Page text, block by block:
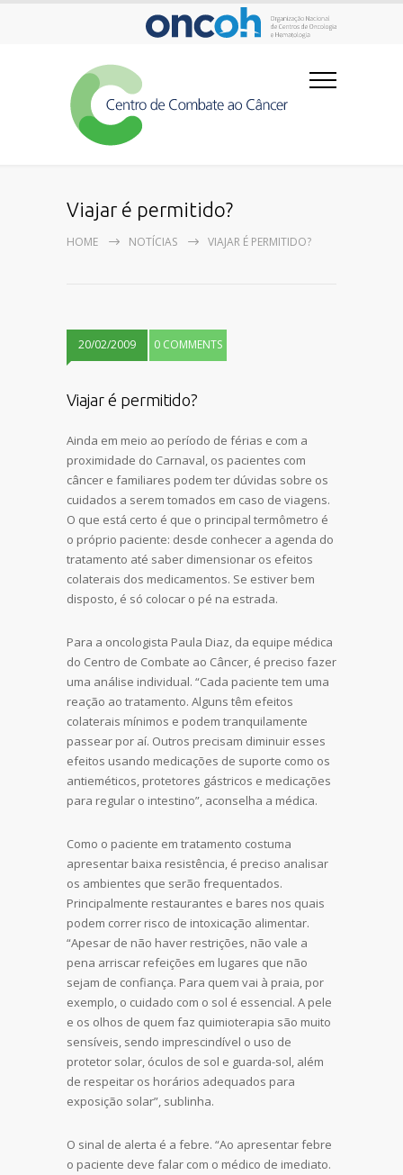
Viajar é permitido?
HOME NOTÍCIAS VIAJAR É PERMITIDO?
20/02/2009 0 COMMENTS
Viajar é permitido?
Ainda em meio ao período de férias e com a
proximidade do Carnaval, os pacientes com
câncer e familiares podem ter dúvidas sobre os
cuidados a serem tomados em caso de viagens.
O que está certo é que o principal termômetro é
o próprio paciente: desde conhecer a agenda do
tratamento até saber dimensionar os efeitos
colaterais dos medicamentos. Se estiver bem
disposto, é só colocar o pé na estrada.
Para a oncologista Paula Diaz, da equipe médica
do Centro de Combate ao Câncer, é preciso fazer
uma análise individual. “Cada paciente tem uma
reação ao tratamento. Alguns têm efeitos
colaterais mínimos e podem tranquilamente
passear por aí. Outros precisam diminuir esses
efeitos usando medicações de suporte como os
antieméticos, protetores gástricos e medicações
para regular o intestino”, aconselha a médica.
Como o paciente em tratamento costuma
apresentar baixa resistência, é preciso analisar
os ambientes que serão frequentados.
Principalmente restaurantes e bares nos quais
podem correr risco de intoxicação alimentar.
“Apesar de não haver restrições, não vale a
pena arriscar refeições em lugares que não
sejam de confiança. Para quem vai à praia, por
exemplo, o cuidado com o sol é essencial. A pele
e os olhos de quem faz quimioterapia são muito
sensíveis, sendo imprescindível o uso de
protetor solar, óculos de sol e guarda-sol, além
de respeitar os horários adequados para
exposição solar”, sublinha.
O sinal de alerta é a febre. “Ao apresentar febre
o paciente deve falar com o médico de imediato.